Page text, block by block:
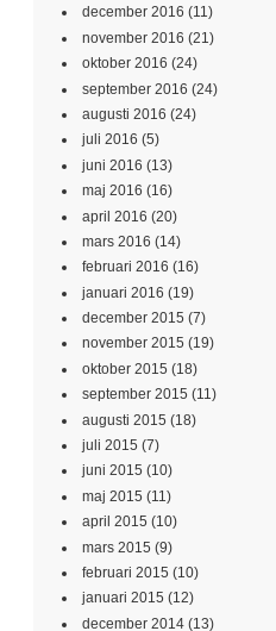
december 2016 (11)
november 2016 (21)
oktober 2016 (24)
september 2016 (24)
augusti 2016 (24)
juli 2016 (5)
juni 2016 (13)
maj 2016 (16)
april 2016 (20)
mars 2016 (14)
februari 2016 (16)
januari 2016 (19)
december 2015 (7)
november 2015 (19)
oktober 2015 (18)
september 2015 (11)
augusti 2015 (18)
juli 2015 (7)
juni 2015 (10)
maj 2015 (11)
april 2015 (10)
mars 2015 (9)
februari 2015 (10)
januari 2015 (12)
december 2014 (13)